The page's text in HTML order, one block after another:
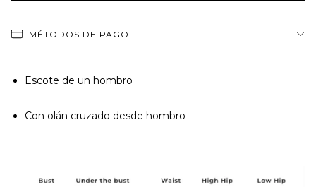
MÉTODOS DE PAGO
Escote de un hombro
Con olán cruzado desde hombro